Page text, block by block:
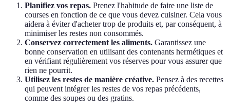
Planifiez vos repas. Prenez l'habitude de faire une liste de
courses en fonction de ce que vous devez cuisiner. Cela vous
aidera à éviter d'acheter trop de produits et, par conséquent, à
minimiser les restes non consommés.
Conservez correctement les aliments. Garantissez une
bonne conservation en utilisant des contenants hermétiques et
en vérifiant régulièrement vos réserves pour vous assurer que
rien ne pourrit.
Utilisez les restes de manière créative. Pensez à des recettes
qui peuvent intégrer les restes de vos repas précédents,
comme des soupes ou des gratins.